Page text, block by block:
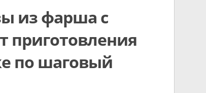
из фарша с
приготовления
по шаговый